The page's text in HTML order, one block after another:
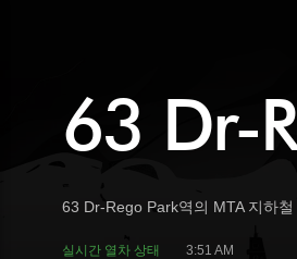
63 Dr-
63 Dr-Rego Park역의 MTA 지하
실시간 열차 상태 3:51 AM